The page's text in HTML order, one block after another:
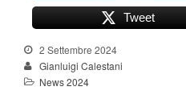
Tweet
2 Settembre 2024
Gianluigi Calestani
News 2024